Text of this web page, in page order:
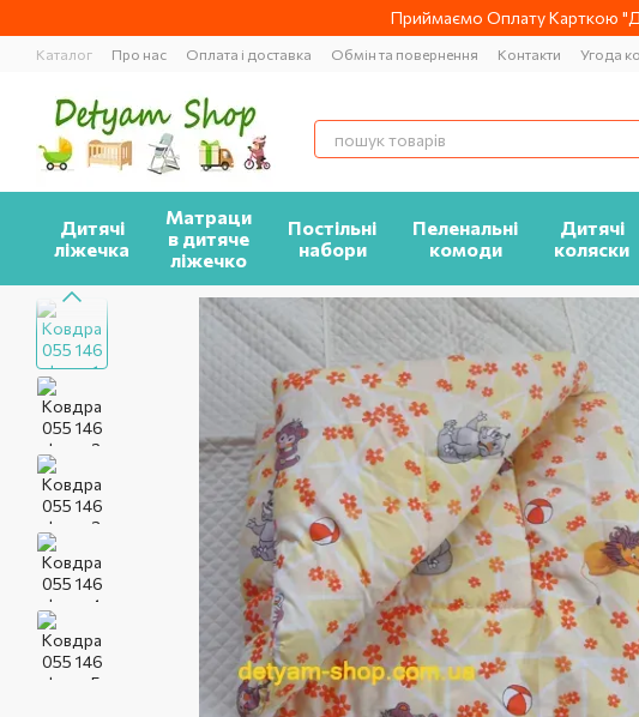
Приймаємо Оплату Карткою
Каталог Про нас Оплата і доставка Обмін та повернення Контакти Угода
Дитячі
ліжечка
Матраци
в дитяче
ліжечко
Постільні
набори
Пеленальні
комоди
Дитячі
коляски